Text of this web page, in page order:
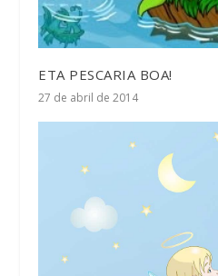
ETA PESCARIA BOA!
27 de abril de 2014